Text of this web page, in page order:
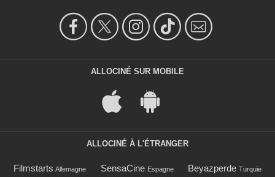
ALLOCINÉ SUR MOBILE
ALLOCINÉ À L'ÉTRANGER
Filmstarts Allemagne SensaCine Espagne Beyazperde Turquie